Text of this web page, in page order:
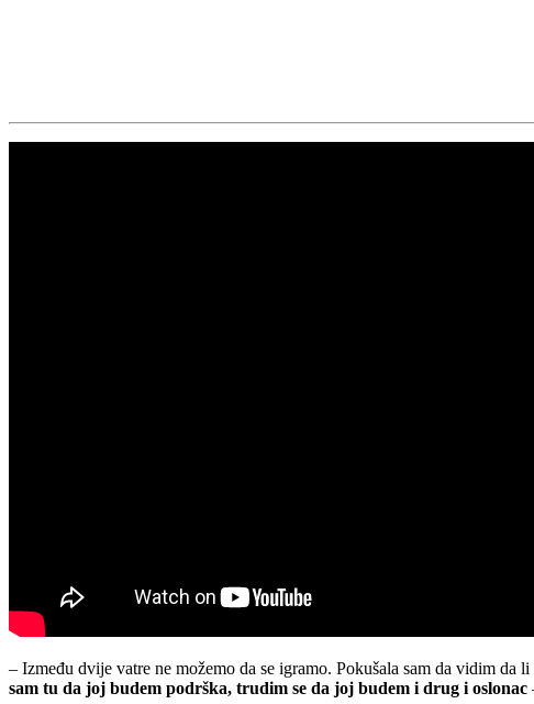
– Između dvije vatre ne možemo da se igramo. Pokušala sam da vidim da
sam tu da joj budem podrška, trudim se da joj budem i drug i oslonac